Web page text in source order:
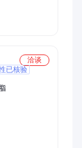
洽谈
已核验